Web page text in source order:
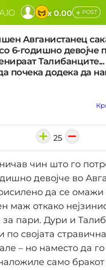
x 0.00 + POST
Авганистанец
6-годишно девојче
почека додека да
25
чин што го
девојче во
да се омажи
маж откако
за пари. Дури и
по својата
– но наместо да
само бракот